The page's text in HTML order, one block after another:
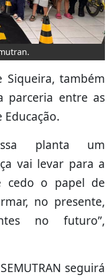
Siqueira, também
parceria entre as
planta um
vai levar para a
cedo o papel de
no presente,
no futuro”,
seguirá